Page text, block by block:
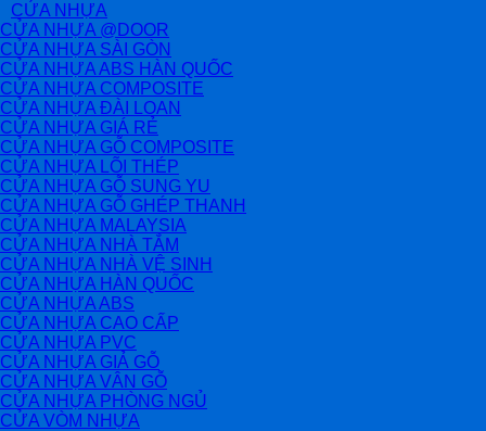
CỬA NHỰA
CỬA NHỰA @DOOR
CỬA NHỰA SÀI GÒN
CỬA NHỰA ABS HÀN QUỐC
CỬA NHỰA COMPOSITE
CỬA NHỰA ĐÀI LOAN
CỬA NHỰA GIÁ RẺ
CỬA NHỰA GỖ COMPOSITE
CỬA NHỰA LÕI THÉP
CỬA NHỰA GỖ SUNG YU
CỬA NHỰA GỖ GHÉP THANH
CỬA NHỰA MALAYSIA
CỬA NHỰA NHÀ TẮM
CỬA NHỰA NHÀ VỆ SINH
CỬA NHỰA HÀN QUỐC
CỬA NHỰA ABS
CỬA NHỰA CAO CẤP
CỬA NHỰA PVC
CỬA NHỰA GIẢ GỖ
CỬA NHỰA VÂN GỖ
CỬA NHỰA PHÒNG NGỦ
CỬA VÒM NHỰA